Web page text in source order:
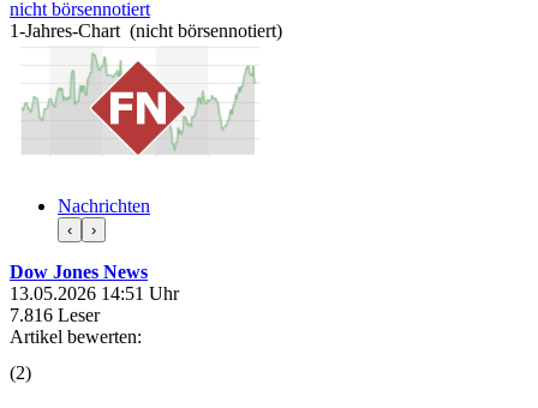
nicht börsennotiert
1-Jahres-Chart (nicht börsennotiert)
Nachrichten
‹ ›
Dow Jones News
13.05.2026 14:51 Uhr
7.816 Leser
Artikel bewerten:
(2)